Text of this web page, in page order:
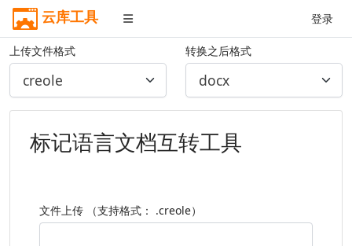
云库工具 登录
上传文件格式 转换之后格式
标记语言文档互转工具
文件上传 （支持格式： .creole）